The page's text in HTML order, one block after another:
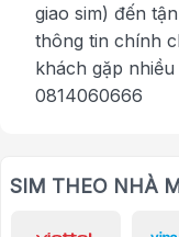
giao sim) đến
thông tin chính
khách gặp
0814060666
SIM THEO NHÀ